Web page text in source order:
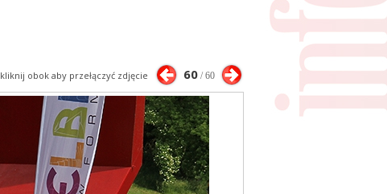
kliknij obok aby przełączyć zdjęcie 60/ 60